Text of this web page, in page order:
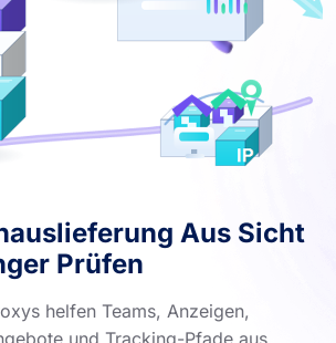
Aus Sicht
Prüfen
helfen Teams, Anzeigen,
und Tracking-Pfade aus